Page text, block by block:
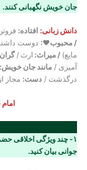
جان خویش نگهبانی کنند.
دانش زبانی: افتاده:
/ محبوب♥: دوست
مایع) / میراث: ارث /
آمیزی / مانند جان خویش:
درگذشت / دست: مجاز
۱- چند ویژگی اخلاقی
جوانی بیان کنید.